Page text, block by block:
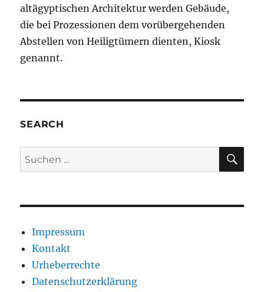
altägyptischen Architektur werden Gebäude,
die bei Prozessionen dem vorübergehenden
Abstellen von Heiligtümern dienten, Kiosk
genannt.
SEARCH
Suche
nach:
Impressum
Kontakt
Urheberrechte
Datenschutzerklärung